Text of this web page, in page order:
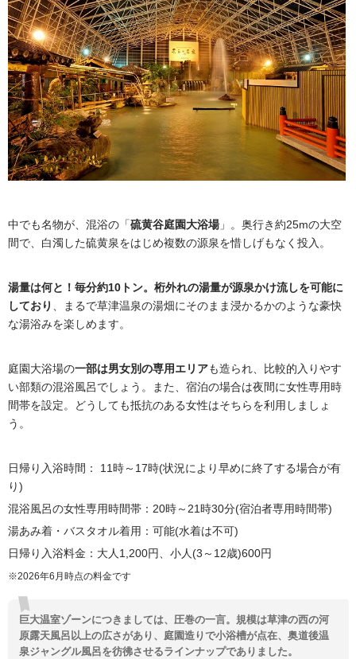
中でも名物が、混浴の「硫黄谷庭園大浴場」。奥行き約25mの大空
間で、白濁した硫黄泉をはじめ複数の源泉を惜しげもなく投入。
湯量は何と！毎分約10トン。桁外れの湯量が源泉かけ流しを可能に
しており 、まるで草津温泉の湯畑にそのまま浸かるかのような豪快
な湯浴みを楽しめます。
庭園大浴場の一部は男女別の専用エリアも造られ、比較的入りやす
い部類の混浴風呂でしょう。また、宿泊の場合は夜間に女性専用時
間帯を設定。どうしても抵抗のある女性はそちらを利用しましょ
う。
日帰り入浴時間： 11時～17時(状況により早めに終了する場合が有
り)
混浴風呂の女性専用時間帯：20時～21時30分(宿泊者専用時間帯)
湯あみ着・バスタオル着用：可能(水着は不可)
日帰り入浴料金：大人1,200円、小人(3～12歳)600円
※2026年6月時点の料金です
巨大温室ゾーンにつきましては、圧巻の一言。規模は草津の西の河
原露天風呂以上の広さがあり、庭園造りで小浴槽が点在、奥道後温
泉ジャングル風呂を彷彿させるラインナップでありました。